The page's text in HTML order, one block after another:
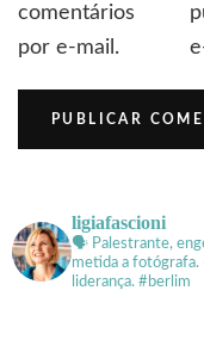
comentários
por e-mail.
ligiafascioni
🗣 Palestrante,
metida a fotógrafa.
liderança. #berlim